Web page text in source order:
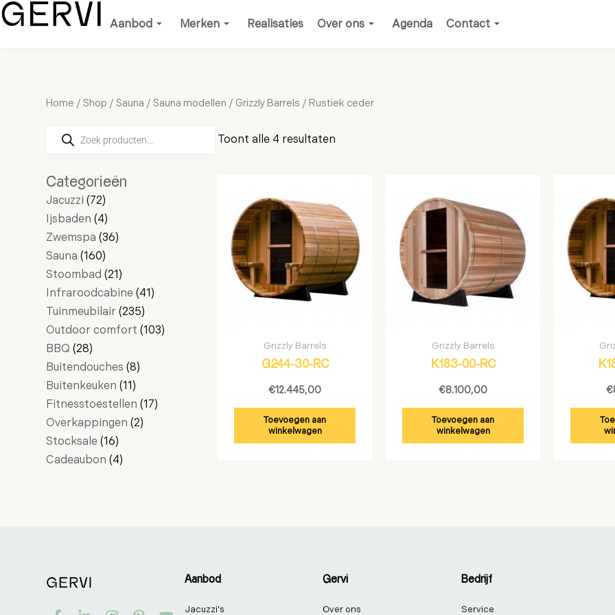
Ga
naar
Aanbod Merken Realisaties Over ons Agenda Contact
Home /Shop /Sauna /Sauna modellen / Grizzly Barrels / Rustiek ceder
zoeken
Categorieën
Jacuzzi 72
Ijsbaden 4
Zwemspa 36
Sauna 160
Stoombad 21
Infraroodcabine 41
Tuinmeubilair 235
Outdoor comfort 103
BBQ 28
Buitendouches 8
Buitenkeuken 11
Fitnesstoestellen 17
Overkappingen 2
Stocksale 16
Cadeaubon 4
Toont alle 4 resultaten
Grizzly Barrels
G244-30-RC
€12.445,00
Toevoegen aan
winkelwagen
Grizzly Barrels
K183-00-RC
€8.100,00
Toevoegen aan
winkelwagen
€
Aanbod
Jacuzzi's
Gervi
Over ons
Bedrijf
Service